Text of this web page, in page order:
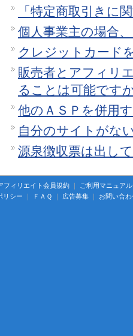
「特定商取引きに
個人事業主の場合
クレジットカード
販売者とアフィリ
ることは可能です
他のＡＳＰを併用
自分のサイトがな
源泉徴収票は出し
フィリエイト会員規約 ｜ ご利用マニュアル
リシー ｜ ＦＡＱ ｜ 広告募集 ｜ お問い合わ